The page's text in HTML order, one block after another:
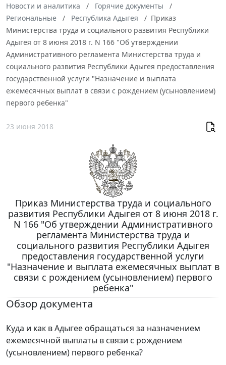
Новости и аналитика
Горячие документы
Региональные
Республика Адыгея
Приказ
Министерства труда и социального развития Республики
Адыгея от 8 июня 2018 г. N 166 "Об утверждении
Административного регламента Министерства труда и
социального развития Республики Адыгея предоставления
государственной услуги "Назначение и выплата
ежемесячных выплат в связи с рождением (усыновлением)
первого ребенка"
23 июня 2018
Приказ Министерства труда и социального
развития Республики Адыгея от 8 июня 2018 г.
N 166 "Об утверждении Административного
регламента Министерства труда и
социального развития Республики Адыгея
предоставления государственной услуги
"Назначение и выплата ежемесячных выплат в
связи с рождением (усыновлением) первого
ребенка"
Обзор документа
Куда и как в Адыгее обращаться за назначением
ежемесячной выплаты в связи с рождением
(усыновлением) первого ребенка?